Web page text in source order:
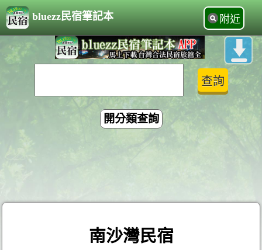
bluezz民宿筆記本 附近
開分類查詢
南沙灣民宿